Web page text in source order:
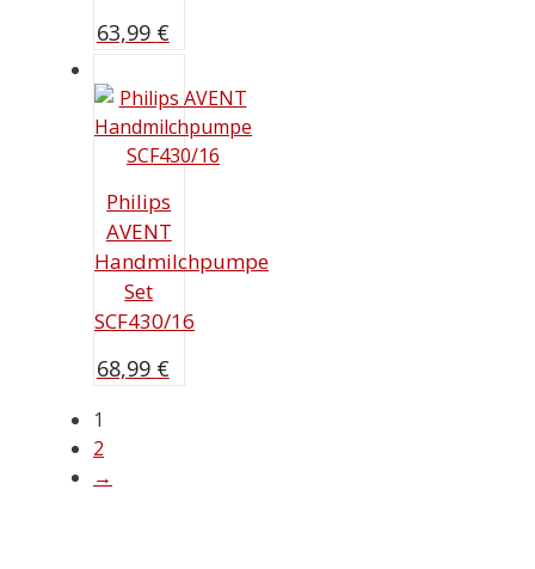
63,99 €
Philips
AVENT
Handmilchpumpe
Set
SCF430/16
68,99 €
1
2
→